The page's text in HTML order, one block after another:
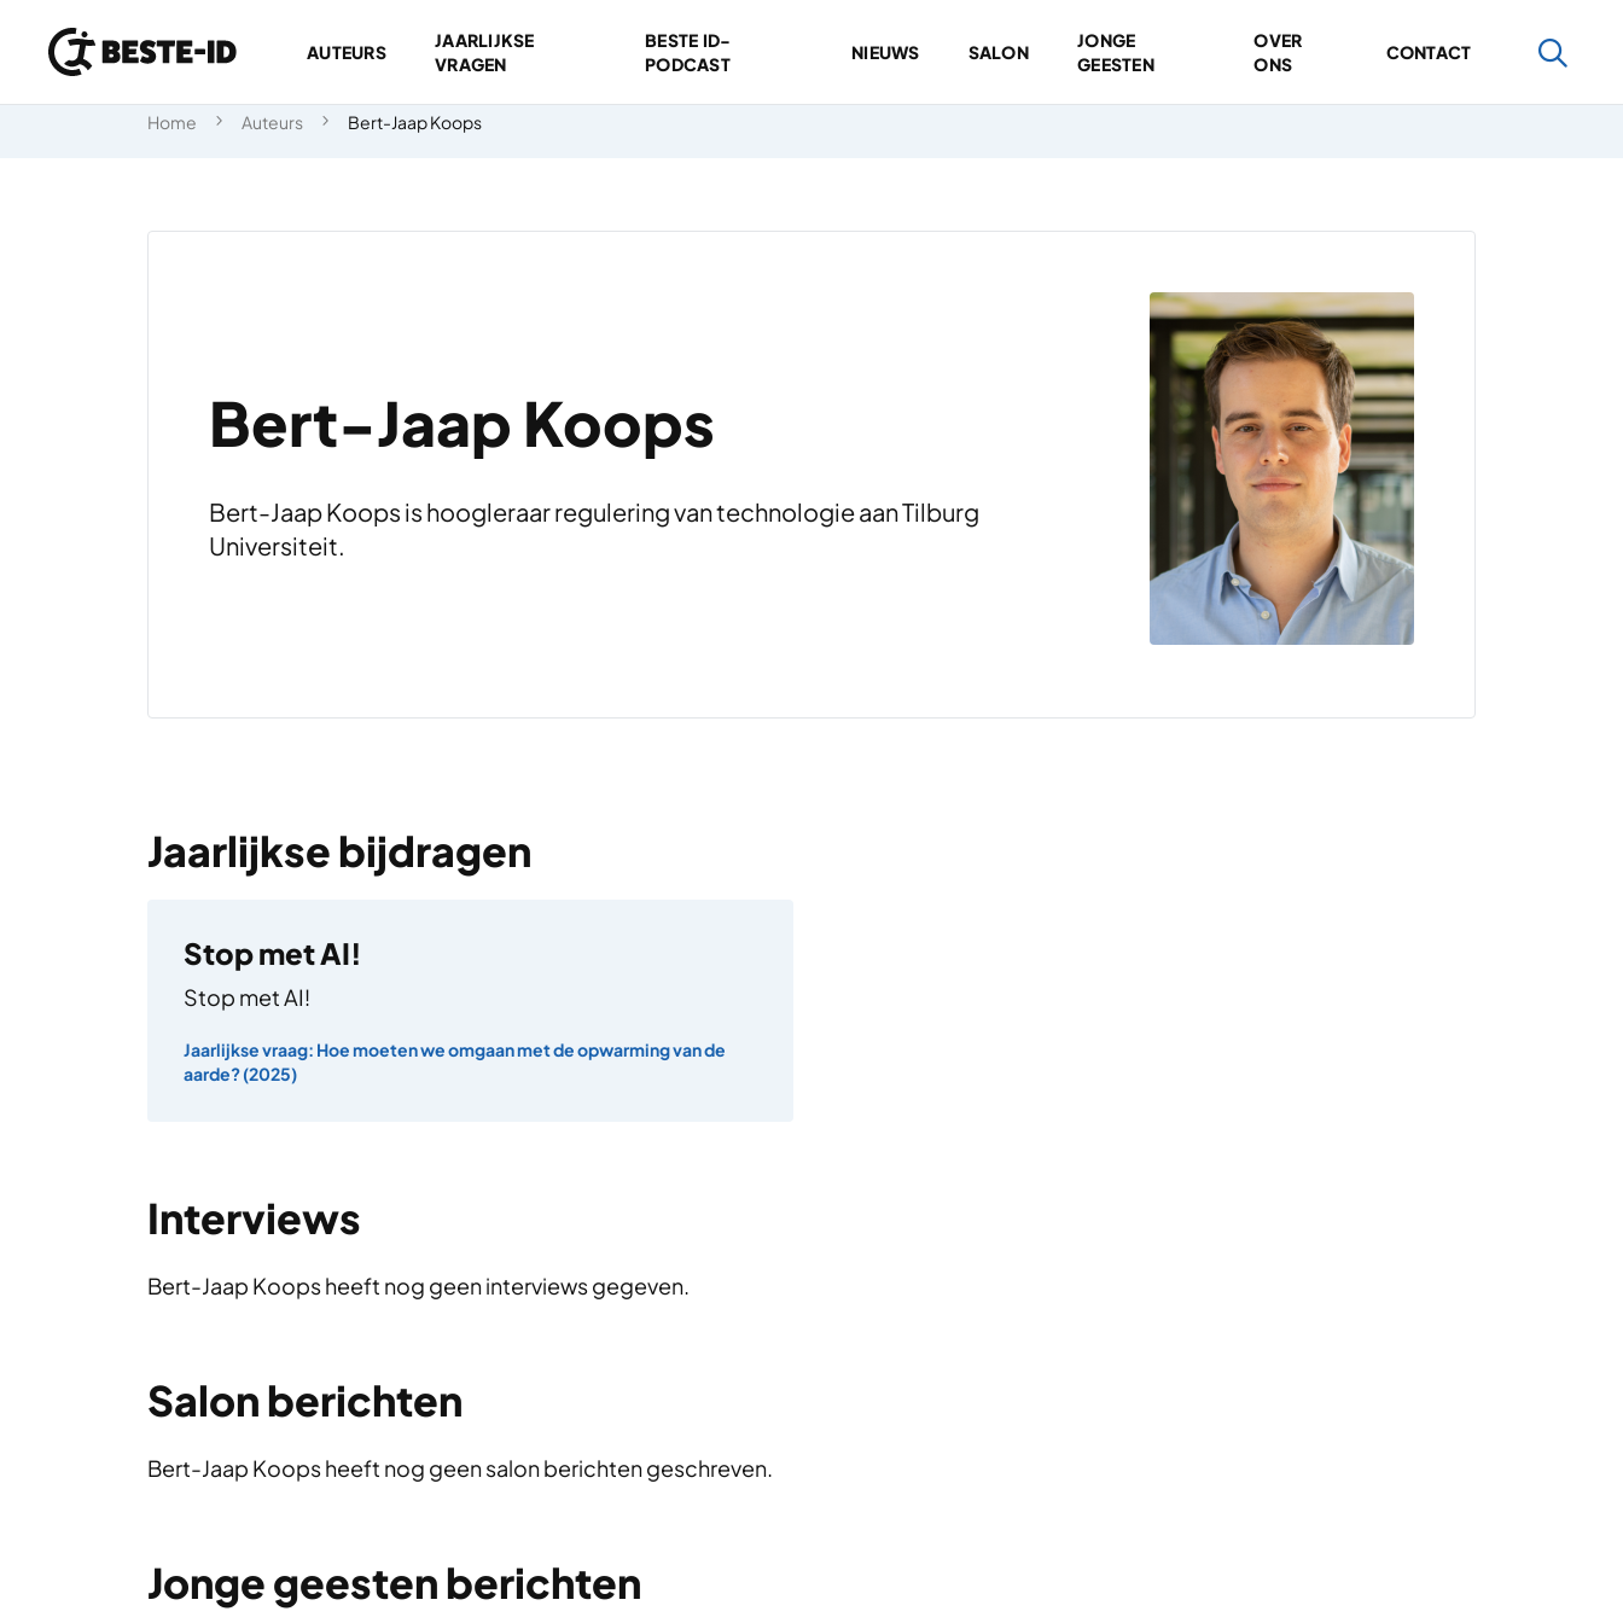
Ga naar inhoud
AUTEURS
JAARLIJKSE
VRAGEN
BESTE ID-
PODCAST
NIEUWS SALON
JONGE
GEESTEN
OVER
ONS
CONTACT
Home Auteurs Bert-Jaap Koops
Bert-Jaap Koops
Bert-Jaap Koops is hoogleraar regulering van technologie aan Tilburg
Universiteit.
Jaarlijkse bijdragen
Stop met AI!
Stop met AI!
Jaarlijkse vraag: Hoe moeten we omgaan met de opwarming van de
aarde? (2025)
Interviews
Bert-Jaap Koops heeft nog geen interviews gegeven.
Salon berichten
Bert-Jaap Koops heeft nog geen salon berichten geschreven.
Jonge geesten berichten